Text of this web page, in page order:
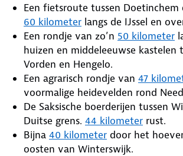
Een fietsroute tussen Doetinchem
60 kilometer langs de IJssel en
Een rondje van zo’n 50 kilometer
huizen en middeleeuwse kastelen
Vorden en Hengelo.
Een agrarisch rondje van 47
voormalige heidevelden rond
De Saksische boerderijen tussen
Duitse grens. 44 kilometer rust.
Bijna 40 kilometer door het
oosten van Winterswijk.